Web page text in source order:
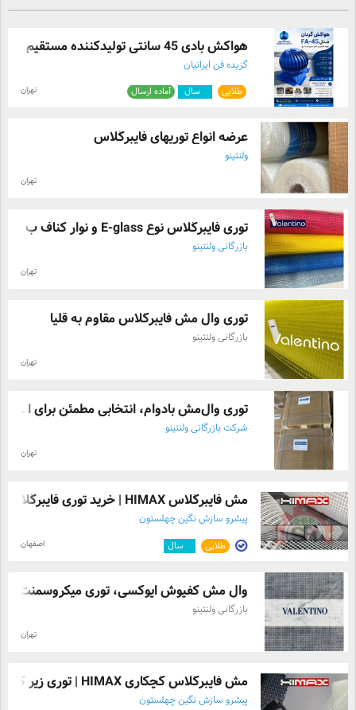
اتصالات گالوانیزه پروفیل هاى A ، M و V پیج مخصوص
تحویل سریع، اجراى دقیق و اصولى ، قیمت رقابتى جهت
دریافت مشاوره فروش با کارشناسان مجموعه ما در ارتباط
باشید .
هواکش بادی 45 سانتی تولیدکننده مستقیم
گزیده فن ایرانیان
طلایی سال آماده ارسال تهران
عرضه انواع توریهای فایبرگلاس
ولنتینو
تهران
توری فایبرگلاس نوع E-glass و نوار کناف ب ...
بازرگانی ولنتینو
تهران
توری وال مش فایبرگلاس مقاوم به قلیا
بازرگانی ولنتینو
تهران
توری وال‌مش بادوام، انتخابی مطمئن برای ا ...
شرکت بازرگانی ولنتینو
تهران
مش فایبرگلاس HIMAX | خرید توری فایبرگلاس ...
پیشرو سازش نگین چهلستون
طلایی سال اصفهان
وال مش کفپوش اپوکسی، توری میکروسمنت و
بازرگانی ولنتینو
تهران
مش فایبرگلاس گچکاری HIMAX | توری زیر گچی
پیشرو سازش نگین چهلستون